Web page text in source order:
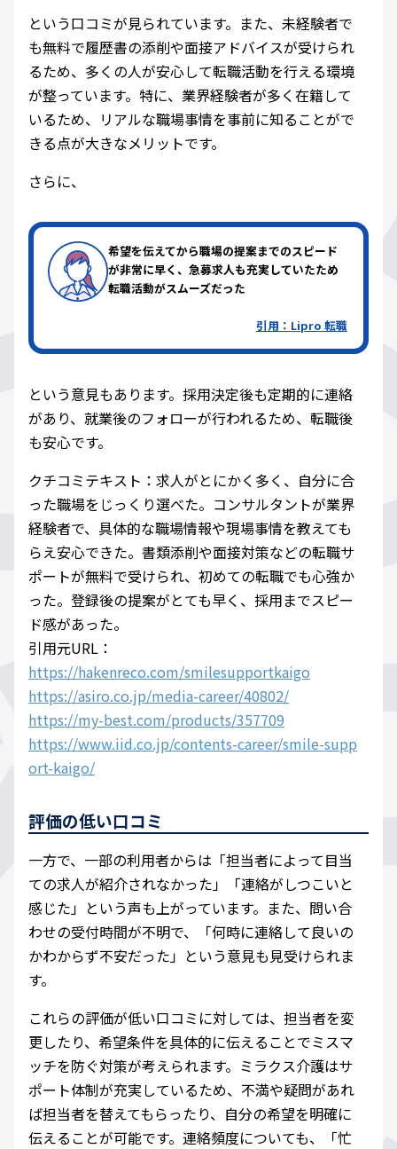
という口コミが見られています。また、未経験者で
も無料で履歴書の添削や面接アドバイスが受けられ
るため、多くの人が安心して転職活動を行える環境
が整っています。特に、業界経験者が多く在籍して
いるため、リアルな職場事情を事前に知ることがで
きる点が大きなメリットです。
さらに、
希望を伝えてから職場の提案までのスピード
が非常に早く、急募求人も充実していたため
転職活動がスムーズだった
引用： Lipro 転職
という意見もあります。採用決定後も定期的に連絡
があり、就業後のフォローが行われるため、転職後
も安心です。
クチコミテキスト：求人がとにかく多く、自分に合
った職場をじっくり選べた。コンサルタントが業界
経験者で、具体的な職場情報や現場事情を教えても
らえ安心できた。書類添削や面接対策などの転職サ
ポートが無料で受けられ、初めての転職でも心強か
った。登録後の提案がとても早く、採用までスピー
ド感があった。
引用元URL：
https://hakenreco.com/smilesupportkaigo
https://asiro.co.jp/media-career/40802/
https://my-best.com/products/357709
https://www.iid.co.jp/contents-career/smile-supp
ort-kaigo/
評価の低い口コミ
一方で、一部の利用者からは「担当者によって目当
ての求人が紹介されなかった」「連絡がしつこいと
感じた」という声も上がっています。また、問い合
わせの受付時間が不明で、「何時に連絡して良いの
かわからず不安だった」という意見も見受けられま
す。
これらの評価が低い口コミに対しては、担当者を変
更したり、希望条件を具体的に伝えることでミスマ
ッチを防ぐ対策が考えられます。ミラクス介護はサ
ポート体制が充実しているため、不満や疑問があれ
ば担当者を替えてもらったり、自分の希望を明確に
伝えることが可能です。連絡頻度についても、「忙